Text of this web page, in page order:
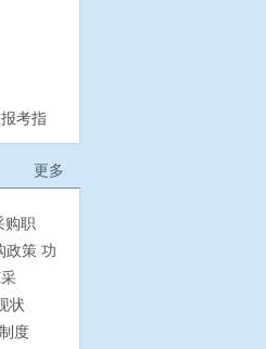
考指
更多
购职
政策 功
状
度